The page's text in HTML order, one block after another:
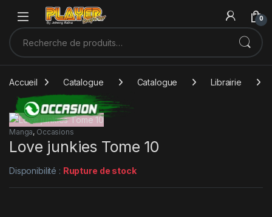
Sauter à la navigation
Skip to content
0
Recherche pour :
Accueil Catalogue Catalogue Librairie
Manga, Occasions
Love junkies Tome 10
Disponibilité : Rupture de stock